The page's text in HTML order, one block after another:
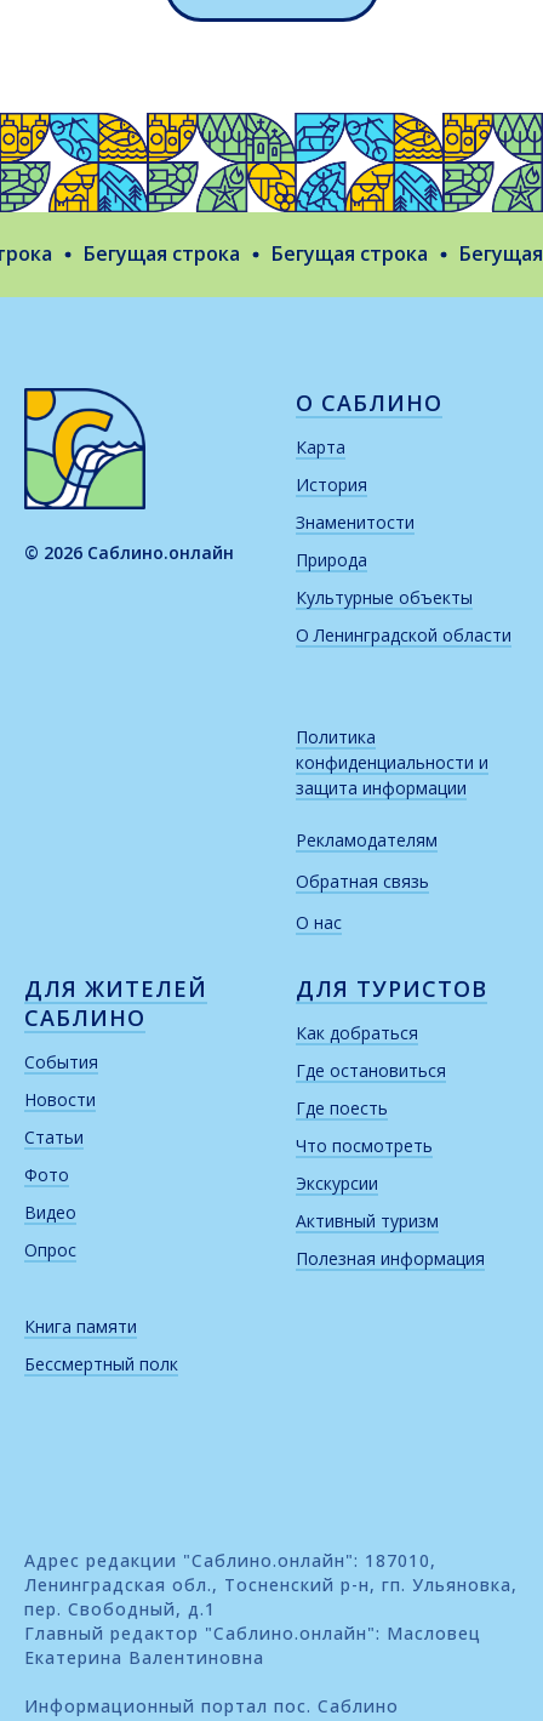
Бегущая строка Бегущая строка Бегущая
© 2026 Саблино.онлайн
О САБЛИНО
Карта
История
Знаменитости
Природа
Культурные объекты
О Ленинградской области
Политика
конфиденциальности и
защита информации
Рекламодателям
Обратная связь
О нас
ДЛЯ ЖИТЕЛЕЙ
САБЛИНО
События
Новости
Статьи
Фото
Видео
Опрос
Книга памяти
Бессмертный полк
ДЛЯ ТУРИСТОВ
Как добраться
Где остановиться
Где поесть
Что посмотреть
Экскурсии
Активный туризм
Полезная информация
Адрес редакции "Саблино.онлайн": 187010,
Ленинградская обл., Тосненский р-н, гп. Ульяновка,
пер. Свободный, д.1
Главный редактор "Саблино.онлайн": Масловец
Екатерина Валентиновна
Информационный портал пос. Саблино